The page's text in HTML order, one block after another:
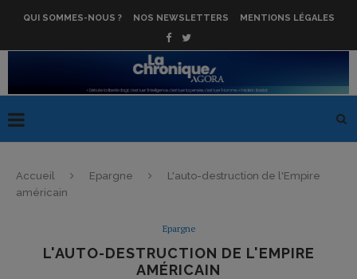
QUI SOMMES-NOUS ? NOS NEWSLETTERS MENTIONS LÉGALES
Accueil Epargne
L'auto-destruction de l'Empire
américain
Epargne
L'AUTO-DESTRUCTION DE L'EMPIRE
AMÉRICAIN